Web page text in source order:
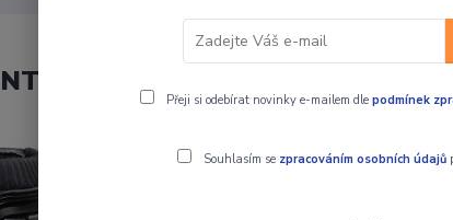
DRY hnědé
Přeji si odebírat novinky e-mailem dle podmínek
Souhlasím se zpracováním osobních údajů